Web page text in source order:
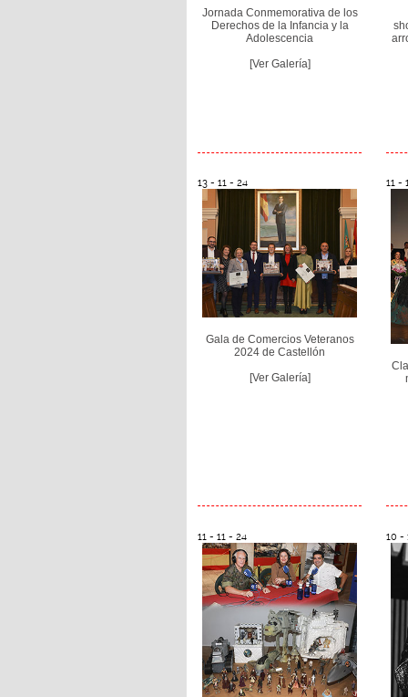
Jornada Conmemorativa de los
Derechos de la Infancia y la
Adolescencia
[Ver Galería]
13 - 11 - 24
Gala de Comercios Veteranos
2024 de Castellón
[Ver Galería]
11 -
11 - 11 - 24 10 -